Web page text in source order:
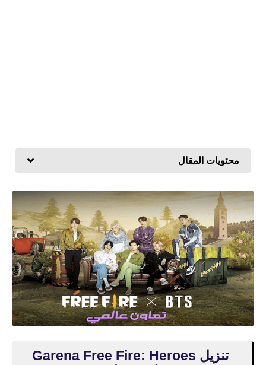
محتويات المقال
تنزيل Garena Free Fire: Heroes